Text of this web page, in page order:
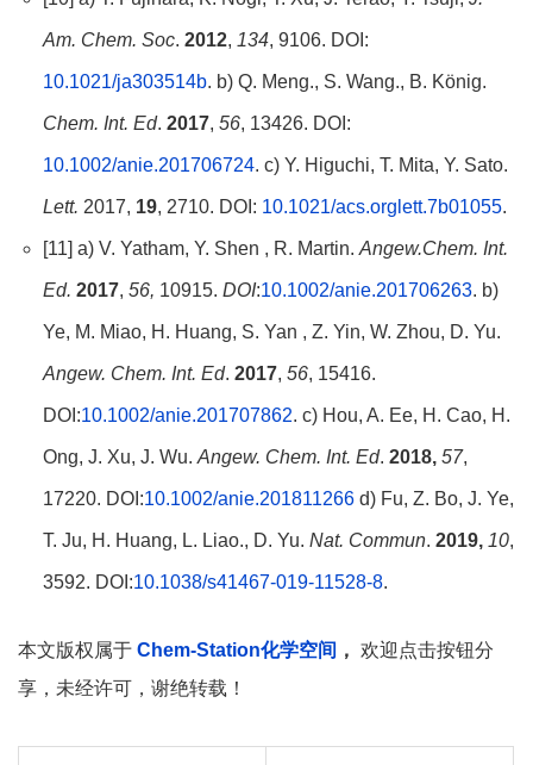
Am. Chem. Soc. 2012, 134, 9106. DOI:
10.1021/ja303514b. b) Q. Meng., S. Wang., B. König.
Chem. Int. Ed. 2017, 56, 13426. DOI:
10.1002/anie.201706724. c) Y. Higuchi, T. Mita, Y. Sato.
Lett. 2017, 19, 2710. DOI: 10.1021/acs.orglett.7b01055.
[11] a) V. Yatham, Y. Shen , R. Martin. Angew.Chem. Int.
Ed. 2017, 56, 10915. DOI:10.1002/anie.201706263. b)
Ye, M. Miao, H. Huang, S. Yan , Z. Yin, W. Zhou, D. Yu.
Angew. Chem. Int. Ed. 2017, 56, 15416.
DOI:10.1002/anie.201707862. c) Hou, A. Ee, H. Cao, H.
Ong, J. Xu, J. Wu. Angew. Chem. Int. Ed. 2018, 57,
17220. DOI:10.1002/anie.201811266 d) Fu, Z. Bo, J. Ye,
T. Ju, H. Huang, L. Liao., D. Yu. Nat. Commun. 2019, 10,
3592. DOI:10.1038/s41467-019-11528-8.
本文版权属于 Chem-Station化学空间 ， 欢迎点击按钮分
享，未经许可，谢绝转载！